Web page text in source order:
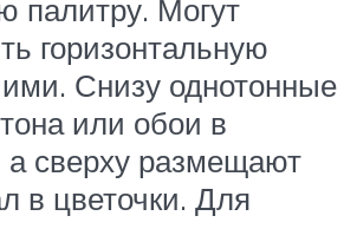
палитру. Могут
горизонтальную
ими. Снизу однотонные
или обои в
а сверху размещают
в цветочки. Для